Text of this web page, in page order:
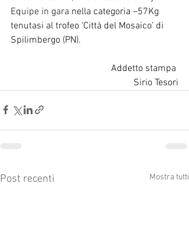
Equipe in gara nella categoria –57Kg
tenutasi al trofeo ‘Città del Mosaico’ di
Spilimbergo (PN).
Addetto stampa
Sirio Tesori
Post recenti Mostra tutti